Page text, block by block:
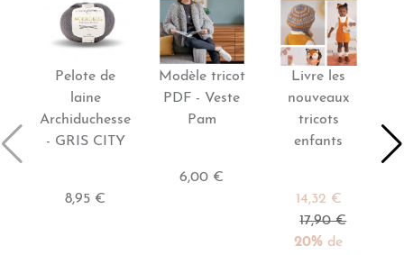
Pelote de
laine
Archiduchesse
- GRIS CITY
8,95 €
Modèle tricot
PDF - Veste
Pam
6,00 €
Livre les
nouveaux
tricots
enfants
14,32 €
17,90 €
20% de